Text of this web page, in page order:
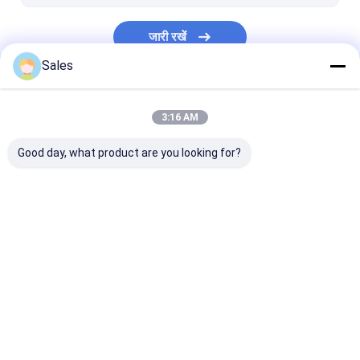
जारी रखें
Sales
3:16 AM
Good day, what product are you looking for?